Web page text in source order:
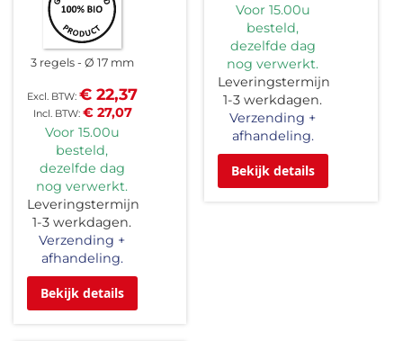
3 regels Ø 17 mm
€ 27,07
€ 22,37
Voor 15.00u
besteld,
dezelfde dag
nog verwerkt.
Leveringstermijn
1-3 werkdagen.
Verzending +
afhandeling.
Bekijk details
Voor 15.00u
besteld,
dezelfde dag
nog verwerkt.
Leveringstermijn
1-3 werkdagen.
Verzending +
afhandeling.
Bekijk details